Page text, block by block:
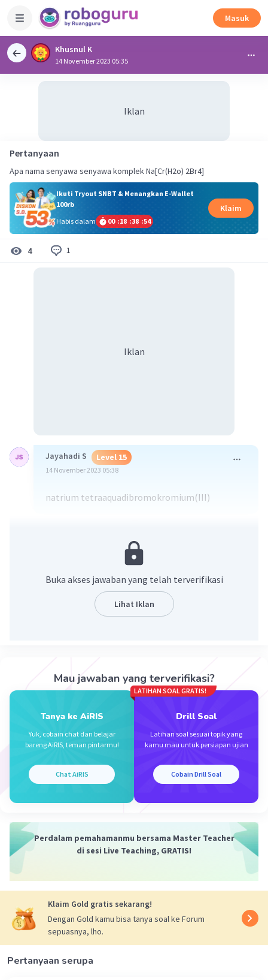
Masuk
Khusnul K
14 November 2023 05:35
Iklan
Pertanyaan
Apa nama senyawa senyawa komplek Na[Cr(H2o) 2Br4]
Ikuti Tryout SNBT & Menangkan E-Wallet
100rb
Habis dalam
00 :18 :38 :54
Klaim
4 1
Iklan
Jayahadi S Level 15
14 November 2023 05:38
natrium tetraaquadibromokromium(III)
Buka akses jawaban yang telah terverifikasi
Lihat Iklan
Mau jawaban yang terverifikasi?
Tanya ke AiRIS
Yuk, cobain chat dan belajar
bareng AiRIS, teman pintarmu!
Chat AiRIS
LATIHAN SOAL GRATIS!
Drill Soal
Latihan soal sesuai topik yang
kamu mau untuk persiapan ujian
Cobain Drill Soal
Perdalam pemahamanmu bersama Master Teacher
di sesi Live Teaching, GRATIS!
Klaim Gold gratis sekarang!
Dengan Gold kamu bisa tanya soal ke Forum
sepuasnya, lho.
Pertanyaan serupa